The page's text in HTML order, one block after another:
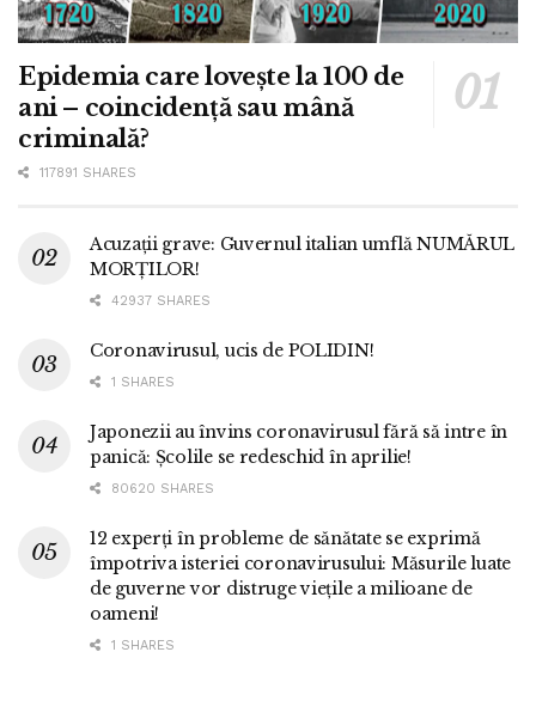
Epidemia care lovește la 100 de
ani – coincidență sau mână
criminală?
117891 SHARES
Acuzații grave: Guvernul italian umflă NUMĂRUL
MORȚILOR!
42937 SHARES
Coronavirusul, ucis de POLIDIN!
1 SHARES
Japonezii au învins coronavirusul fără să intre în
panică: Școlile se redeschid în aprilie!
80620 SHARES
12 experți în probleme de sănătate se exprimă
împotriva isteriei coronavirusului: Măsurile luate
de guverne vor distruge viețile a milioane de
oameni!
1 SHARES